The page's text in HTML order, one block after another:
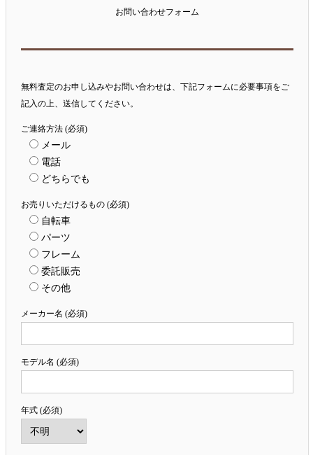
お問い合わせフォーム
無料査定のお申し込みやお問い合わせは、下記フォームに必要事項をご
記入の上、送信してください。
ご連絡方法 (必須)
メール
電話
どちらでも
お売りいただけるもの (必須)
自転車
パーツ
フレーム
委託販売
その他
メーカー名 (必須)
モデル名 (必須)
年式 (必須)